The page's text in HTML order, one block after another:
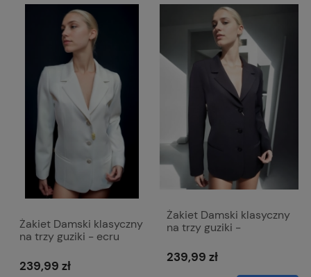
Żakiet Damski klasyczny
na trzy guziki - ecru
239,99 zł
Żakiet Damski klasyczny
na trzy guziki -
239,99 zł